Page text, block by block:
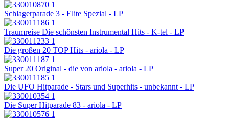
Schlagerparade 3 - Elite Spezial - LP
Traumreise Die schönsten Instrumental Hits - K-tel - LP
Die großen 20 TOP Hits - ariola - LP
Super 20 Original - die von ariola - ariola - LP
Die UFO Hitparade - Stars und Superhits - unbekannt - LP
Die Super Hitparade 83 - ariola - LP